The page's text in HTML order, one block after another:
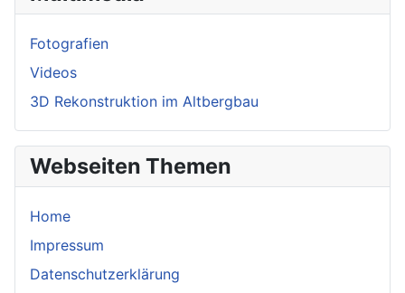
Fotografien
Videos
3D Rekonstruktion im Altbergbau
Webseiten Themen
Home
Impressum
Datenschutzerklärung